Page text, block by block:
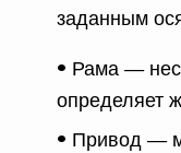
заданным
Рама —
определяет
Привод —